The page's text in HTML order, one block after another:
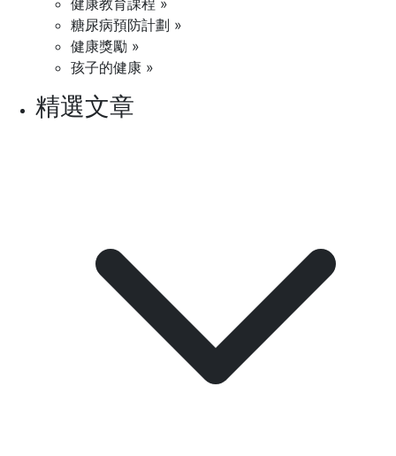
健康教育課程 »
糖尿病預防計劃 »
健康獎勵 »
孩子的健康 »
精選文章